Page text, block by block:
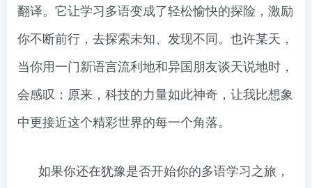
翻译。它让学习多语变成了轻松愉快的探险，激励
你不断前行，去探索未知、发现不同。也许某天，
当你用一门新语言流利地和异国朋友谈天说地时，
会感叹：原来，科技的力量如此神奇，让我比想象
中更接近这个精彩世界的每一个角落。
如果你还在犹豫是否开始你的多语学习之旅，